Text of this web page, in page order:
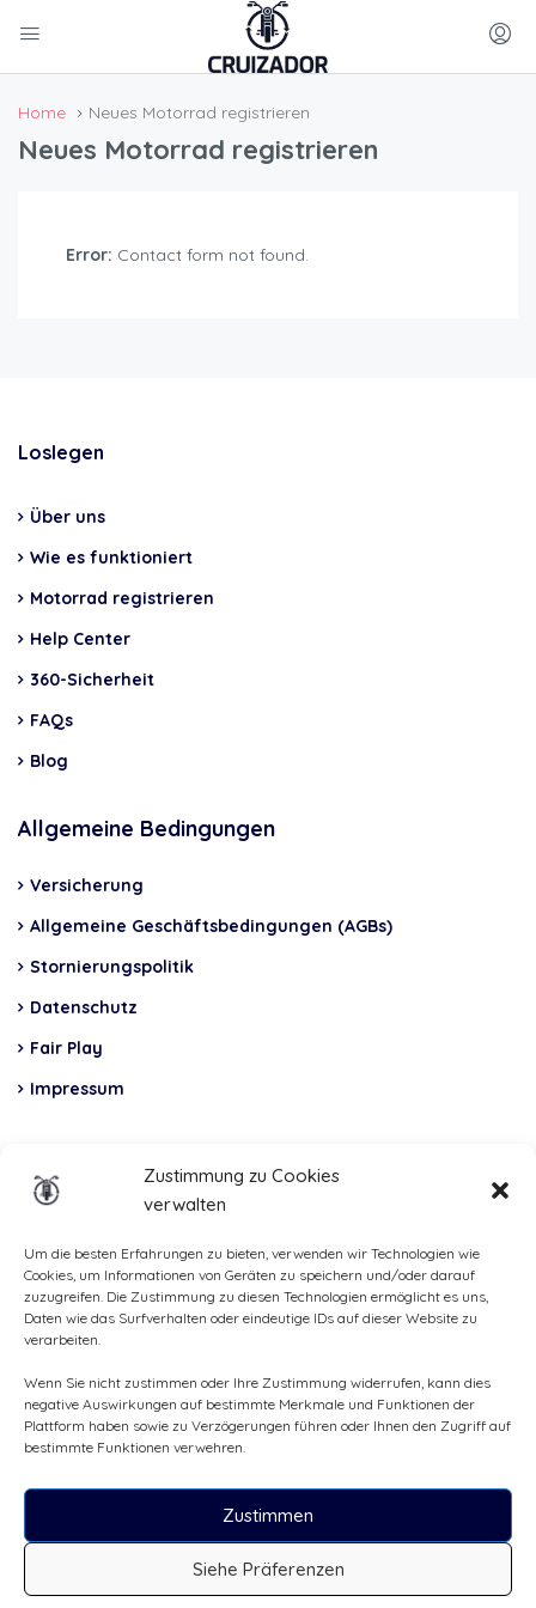
Zustimmung zu Cookies
verwalten
Um die besten Erfahrungen zu bieten, verwenden wir Technologien wie
Cookies, um Informationen von Geräten zu speichern und/oder darauf
zuzugreifen. Die Zustimmung zu diesen Technologien ermöglicht es uns,
Daten wie das Surfverhalten oder eindeutige IDs auf dieser Website zu
verarbeiten.
Wenn Sie nicht zustimmen oder Ihre Zustimmung widerrufen, kann dies
negative Auswirkungen auf bestimmte Merkmale und Funktionen der
Plattform haben sowie zu Verzögerungen führen oder Ihnen den Zugriff auf
bestimmte Funktionen verwehren.
Zustimmen
Siehe Präferenzen
Home Neues Motorrad registrieren
Neues Motorrad registrieren
Error: Contact form not found.
Loslegen
Über uns
Wie es funktioniert
Motorrad registrieren
Help Center
360-Sicherheit
FAQs
Blog
Allgemeine Bedingungen
Versicherung
Allgemeine Geschäftsbedingungen (AGBs)
Stornierungspolitik
Datenschutz
Fair Play
Impressum
Total Casco, Partner
Methods
of
payment